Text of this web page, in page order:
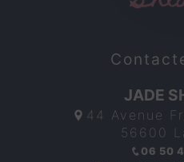
JADE
44 Avenue
56600
06 50